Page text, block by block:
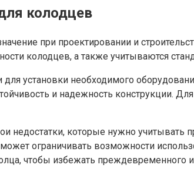
колодцев
при проектировании и
колодцев, а также учитываются
установки необходимого
и надежность конструкции.
которые нужно учитывать
может ограничивать возможности
чтобы избежать преждевременного